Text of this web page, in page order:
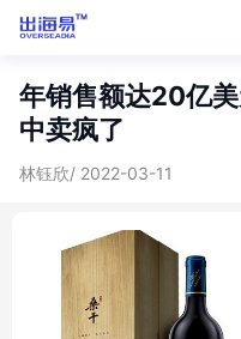
年销售额达20亿
中卖疯了
林钰欣/ 2022-03-11